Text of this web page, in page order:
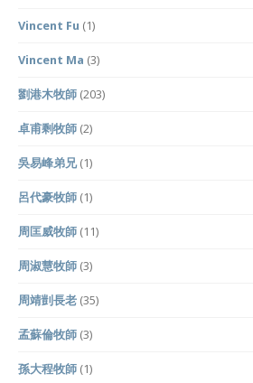
Vincent Fu (1)
Vincent Ma (3)
劉港木牧師 (203)
卓甫剩牧師 (2)
吳易峰弟兄(1)
呂代豪牧師 (1)
周匡威牧師 (11)
周淑慧牧師 (3)
周靖剴長老 (35)
孟蘇倫牧師 (3)
孫大程牧師 (1)